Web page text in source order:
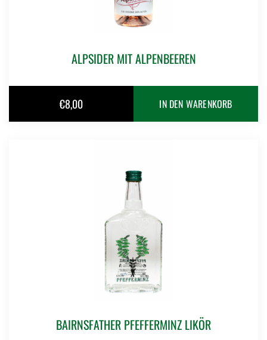
ALPSIDER MIT ALPENBEEREN
€8,00 IN DEN WARENKORB
BAIRNSFATHER PFEFFERMINZ LIKÖR